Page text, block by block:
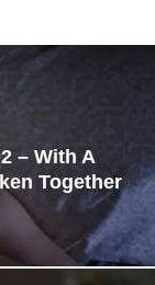
– With A
Together